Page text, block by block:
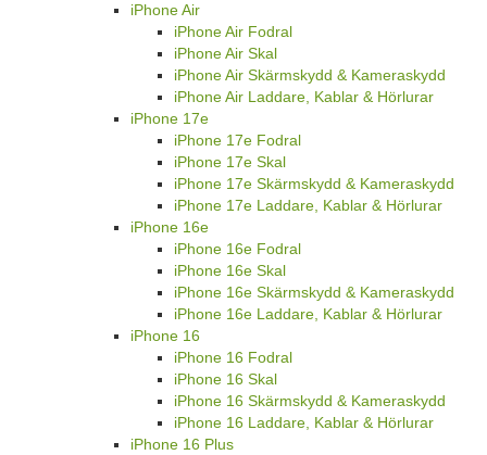
iPhone Air
iPhone Air Fodral
iPhone Air Skal
iPhone Air Skärmskydd & Kameraskydd
iPhone Air Laddare, Kablar & Hörlurar
iPhone 17e
iPhone 17e Fodral
iPhone 17e Skal
iPhone 17e Skärmskydd & Kameraskydd
iPhone 17e Laddare, Kablar & Hörlurar
iPhone 16e
iPhone 16e Fodral
iPhone 16e Skal
iPhone 16e Skärmskydd & Kameraskydd
iPhone 16e Laddare, Kablar & Hörlurar
iPhone 16
iPhone 16 Fodral
iPhone 16 Skal
iPhone 16 Skärmskydd & Kameraskydd
iPhone 16 Laddare, Kablar & Hörlurar
iPhone 16 Plus